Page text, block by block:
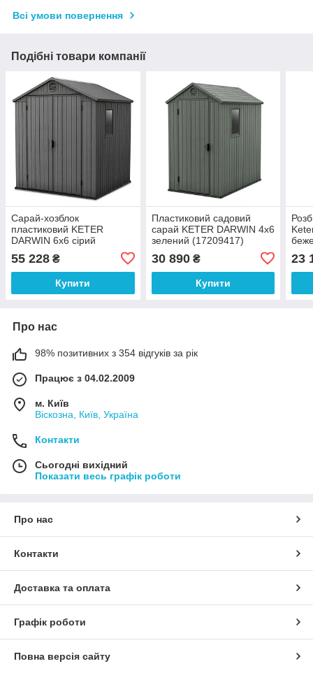
Всі умови повернення
Подібні товари компанії
Сарай-хозблок
пластиковий KETER
DARWIN 6х6 сірий
55 228 ₴
Купити
Пластиковий садовий
сарай KETER DARWIN 4х6
зелений (17209417)
30 890₴
Купити
23
Про нас
98% позитивних з 354 відгуків за рік
Працює з 04.02.2009
м. Київ
Віскозна, Київ, Україна
Контакти
Сьогодні вихідний
Показати весь графік роботи
Про нас
Контакти
Доставка та оплата
Графік роботи
Повна версія сайту